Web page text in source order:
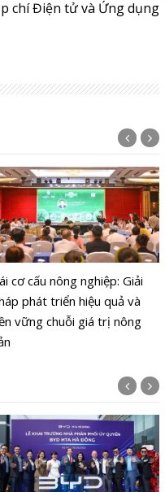
chí Điện tử và Ứng dụng
cơ cấu nông nghiệp: Giải
phát triển hiệu quả và
vững chuỗi giá trị nông